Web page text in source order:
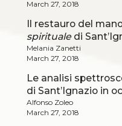
March 27, 2018
Il restauro del
spiritualedi
Melania Zanetti
March 27, 2018
Le analisi
di Sant’Ignazio in
Alfonso Zoleo
March 27, 2018